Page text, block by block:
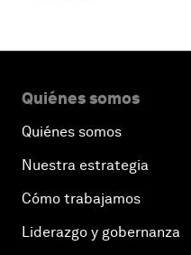
Quiénes somos
Quiénes somos
Nuestra estrategia
Cómo trabajamos
Liderazgo y gobernanza